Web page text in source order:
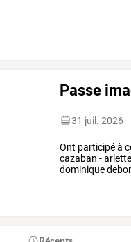
Passe
31 juil. 2026
Ont participéà
cazaban -arlette
dominique